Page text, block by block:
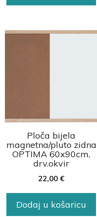
Ploča bijela
magnetna/pluto zidna
OPTIMA 60x90cm,
drv.okvir
22,00 €
Dodaj u košaricu